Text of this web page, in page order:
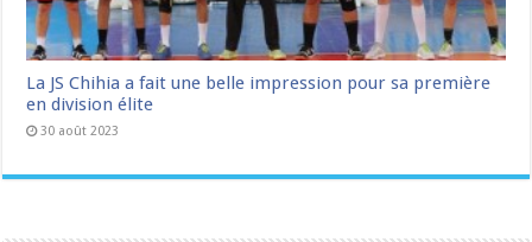
La JS Chihia a fait une belle impression pour sa première
en division élite
30 août 2023